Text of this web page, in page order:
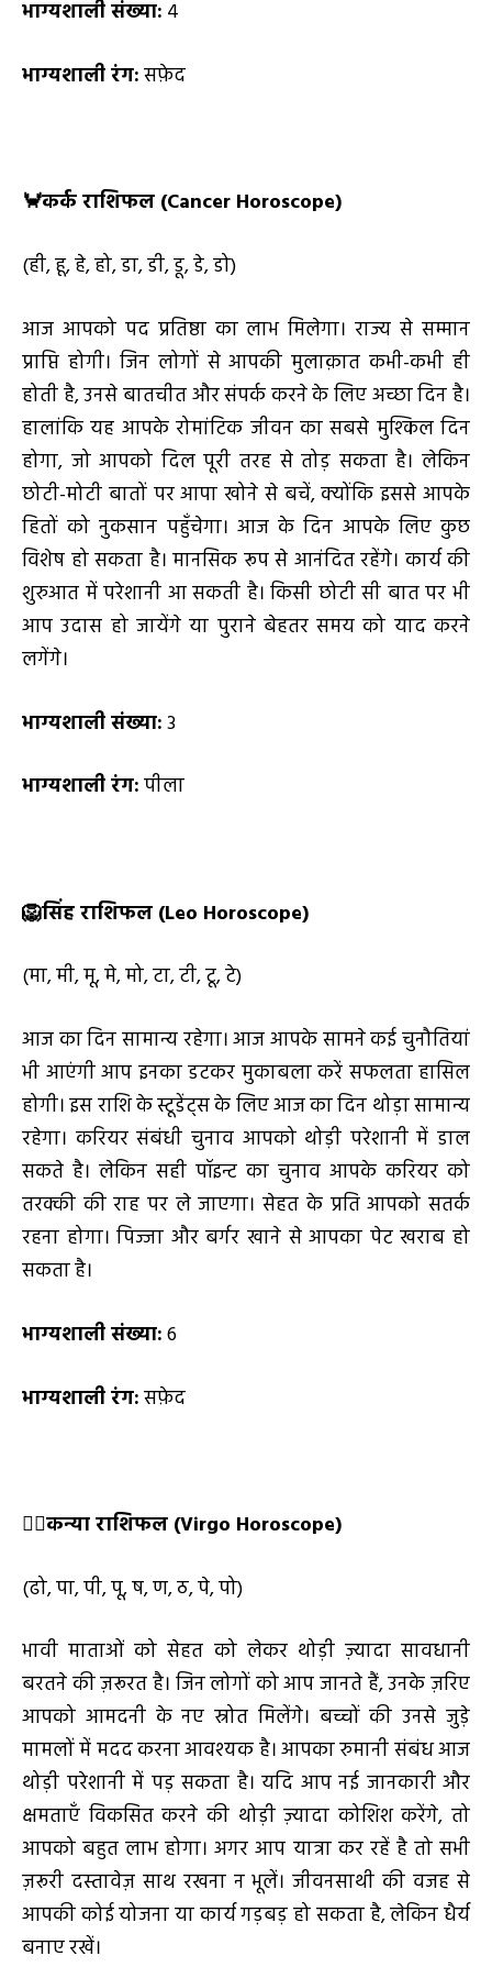
भाग्यशाली संख्या: 4
भाग्यशाली रंग:सफ़ेद
🦀कर्क राशिफल (Cancer Horoscope)
(ही, हू, हे, हो, डा, डी, डू, डे, डो)
आज आपको पद प्रतिष्ठा का लाभ मिलेगा। राज्य से सम्मान
प्राप्ति होगी। जिन लोगों से आपकी मुलाक़ात कभी-कभी ही
होती है, उनसे बातचीत और संपर्क करने के लिए अच्छा दिन है।
हालांकि यह आपके रोमांटिक जीवन का सबसे मुश्किल दिन
होगा, जो आपको दिल पूरी तरह से तोड़ सकता है। लेकिन
छोटी-मोटी बातों पर आपा खोने से बचें, क्योंकि इससे आपके
हितों को नुकसान पहुँचेगा। आज के दिन आपके लिए कुछ
विशेष हो सकता है। मानसिक रूप से आनंदित रहेंगे। कार्य की
शुरुआत में परेशानी आ सकती है। किसी छोटी सी बात पर भी
आप उदास हो जायेंगे या पुराने बेहतर समय को याद करने
लगेंगे।
भाग्यशाली संख्या:3
भाग्यशाली रंग:पीला
🦁सिंह राशिफल (Leo Horoscope)
(मा, मी, मू, मे, मो, टा, टी, टू, टे)
आज का दिन सामान्य रहेगा। आज आपके सामने कई चुनौतियां
भी आएंगी आप इनका डटकर मुकाबला करें सफलता हासिल
होगी। इस राशि के स्टूडेंट्स के लिए आज का दिन थोड़ा सामान्य
रहेगा। करियर संबंधी चुनाव आपको थोड़ी परेशानी में डाल
सकते है। लेकिन सही पॉइन्ट का चुनाव आपके करियर को
तरक्की की राह पर ले जाएगा। सेहत के प्रति आपको सतर्क
रहना होगा। पिज्जा और बर्गर खाने से आपका पेट खराब हो
सकता है।
भाग्यशाली संख्या:6
भाग्यशाली रंग:सफ़ेद
👩कन्या राशिफल (Virgo Horoscope)
(ढो, पा, पी, पू, ष, ण, ठ, पे, पो)
भावी माताओं को सेहत को लेकर थोड़ी ज़्यादा सावधानी
बरतने की ज़रूरत है। जिन लोगों को आप जानते हैं, उनके ज़रिए
आपको आमदनी के नए स्रोत मिलेंगे। बच्चों की उनसे जुड़े
मामलों में मदद करना आवश्यक है। आपका रुमानी संबंध आज
थोड़ी परेशानी में पड़ सकता है। यदि आप नई जानकारी और
क्षमताएँ विकसित करने की थोड़ी ज़्यादा कोशिश करेंगे, तो
आपको बहुत लाभ होगा। अगर आप यात्रा कर रहें है तो सभी
ज़रूरी दस्तावेज़ साथ रखना न भूलें। जीवनसाथी की वजह से
आपकी कोई योजना या कार्य गड़बड़ हो सकता है, लेकिन धैर्य
बनाए रखें।